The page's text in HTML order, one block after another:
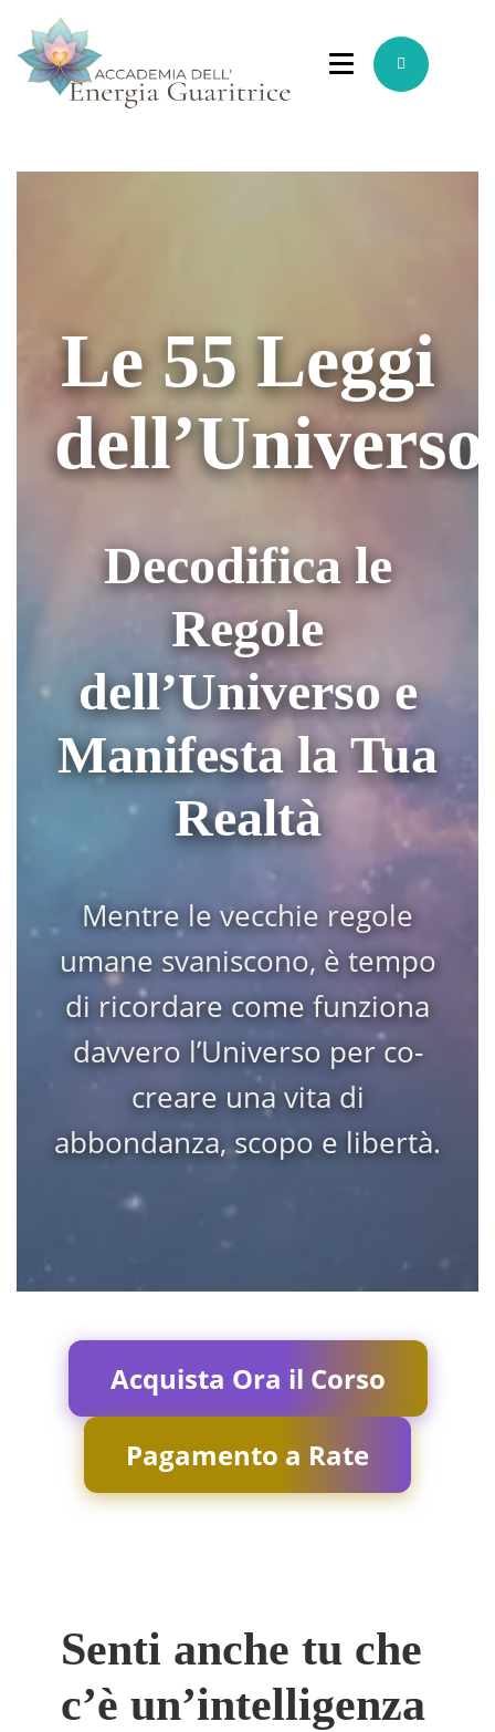
Le 55 Leggi
dell’Universo
Decodifica le
Regole
dell’Universo e
Manifesta la Tua
Realtà
Mentre le vecchie regole
umane svaniscono, è tempo
di ricordare come funziona
davvero l’Universo per co-
creare una vita di
abbondanza, scopo e libertà.
Acquista Ora il Corso
Pagamento a Rate
Senti anche tu che
c’è un’intelligenza